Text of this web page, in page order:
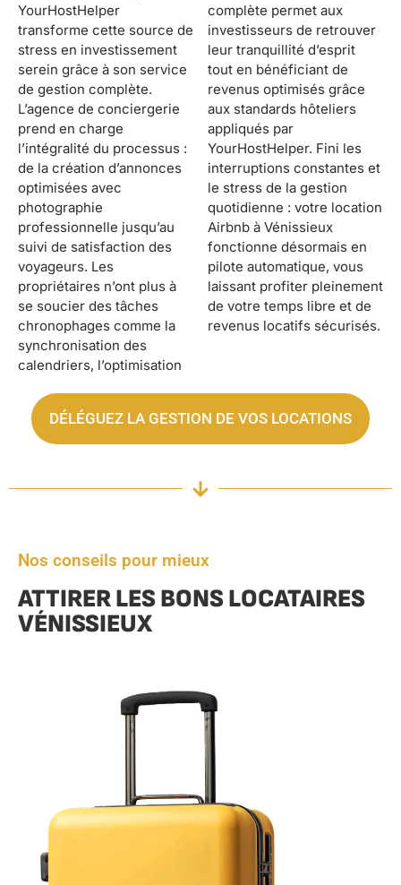
YourHostHelper
transforme cette source de
stress en investissement
serein grâce à son service
de gestion complète.
L’agence de conciergerie
prend en charge
l’intégralité du processus :
de la création d’annonces
optimisées avec
photographie
professionnelle jusqu’au
suivi de satisfaction des
voyageurs. Les
propriétaires n’ont plus à
se soucier des tâches
chronophages comme la
synchronisation des
calendriers, l’optimisation
complète permet aux
investisseurs de retrouver
leur tranquillité d’esprit
tout en bénéficiant de
revenus optimisés grâce
aux standards hôteliers
appliqués par
YourHostHelper. Fini les
interruptions constantes et
le stress de la gestion
quotidienne : votre location
Airbnb à Vénissieux
fonctionne désormais en
pilote automatique, vous
laissant profiter pleinement
de votre temps libre et de
revenus locatifs sécurisés.
DÉLÉGUEZ LA GESTION DE VOS LOCATIONS
Nos conseils pour mieux
ATTIRER LES BONS LOCATAIRES
VÉNISSIEUX